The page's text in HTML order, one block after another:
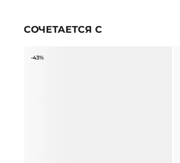
СОЧЕТАЕТСЯ С
-43%